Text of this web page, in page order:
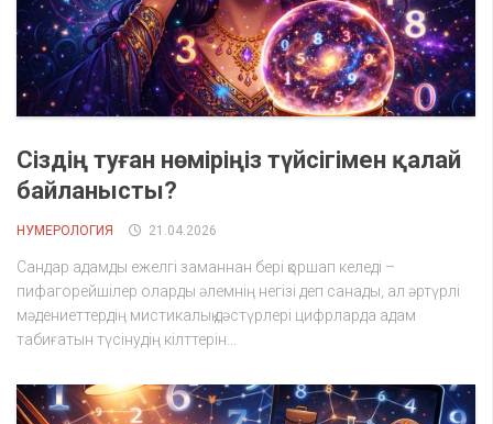
Сіздің туған нөміріңіз түйсігімен қалай
байланысты?
НУМЕРОЛОГИЯ 21.04.2026
Сандар адамды ежелгі заманнан бері қоршап келеді –
пифагорейшілер оларды әлемнің негізі деп санады, ал әртүрлі
мәдениеттердің мистикалық дәстүрлері цифрларда адам
табиғатын түсінудің кілттерін...